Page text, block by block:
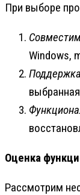
При выборе
Windows,
Оценка
Рассмотрим